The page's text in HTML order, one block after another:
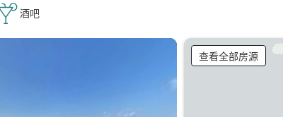
酒吧
查看全部房源